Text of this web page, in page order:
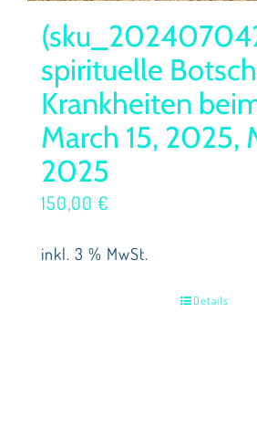
spirituelle
Krankheiten
March 15, 2025,
2025
150,00 €
inkl. 3 % MwSt.
Details